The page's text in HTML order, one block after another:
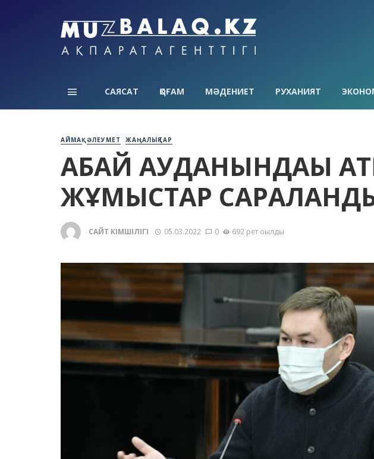
САЯСАТ ҚОҒАМ МӘДЕНИЕТ РУХАНИЯТ
АЙМАҚ ӘЛЕУМЕТ ЖАҢАЛЫҚТАР
АБАЙ АУДАНЫНДАҒЫ
ЖҰМЫСТАР
САЙТ ӘКІМШІЛІГІ 05.03.2022 0 692 рет оқылды